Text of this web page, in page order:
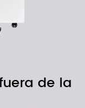
de la